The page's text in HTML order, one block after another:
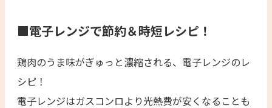
■電子レンジで節約＆時短レシピ！
鶏肉のうま味がぎゅっと濃縮される、電子レンジのレ
シピ！
電子レンジはガスコンロより光熱費が安くなることも